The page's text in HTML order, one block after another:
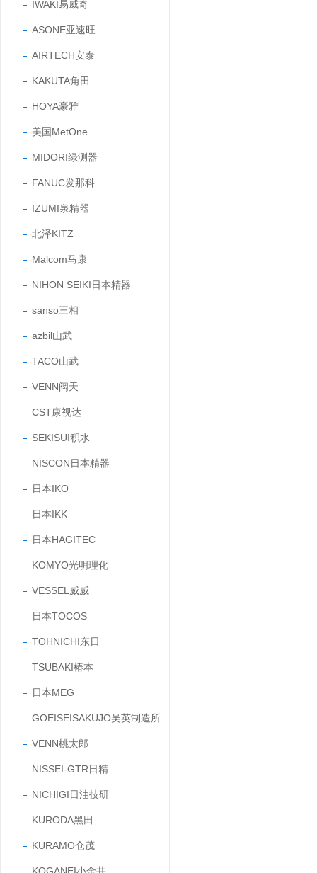
IWAKI易威奇
ASONE亚速旺
AIRTECH安泰
KAKUTA角田
HOYA豪雅
美国MetOne
MIDORI绿测器
FANUC发那科
IZUMI泉精器
北泽KITZ
Malcom马康
NIHON SEIKI日本精器
sanso三相
azbil山武
TACO山武
VENN阀天
CST康视达
SEKISUI积水
NISCON日本精器
日本IKO
日本IKK
日本HAGITEC
KOMYO光明理化
VESSEL威威
日本TOCOS
TOHNICHI东日
TSUBAKI椿本
日本MEG
GOEISEISAKUJO吴英制造所
VENN桃太郎
NISSEI-GTR日精
NICHIGI日油技研
KURODA黑田
KURAMO仓茂